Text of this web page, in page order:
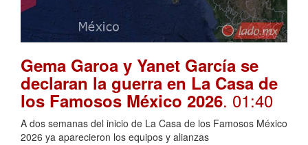
Gema Garoa y Yanet García se
declaran la guerra en La Casa de
los Famosos México 2026. 01:40
A dos semanas del inicio de La Casa de los Famosos México
2026 ya aparecieron los equipos y alianzas